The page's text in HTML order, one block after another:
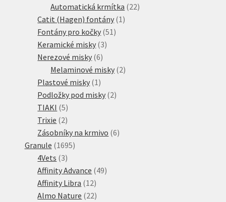
produktů
Automatická krmítka 2222
Catit (Hagen) fontány 11
Fontány pro kočky 5151
Keramické misky 33
Nerezové misky 66
produktů
Melaminové misky 22
Plastové misky 11
produkt
Podložky pod misky 22
TIAKI 55
produktů
Trixie 22
produkty
Zásobníky na krmivo 66
Granule 16951695
4Vets 33
produkty
Affinity Advance 4949
Affinity Libra 1212
produktů
Almo Nature 2222